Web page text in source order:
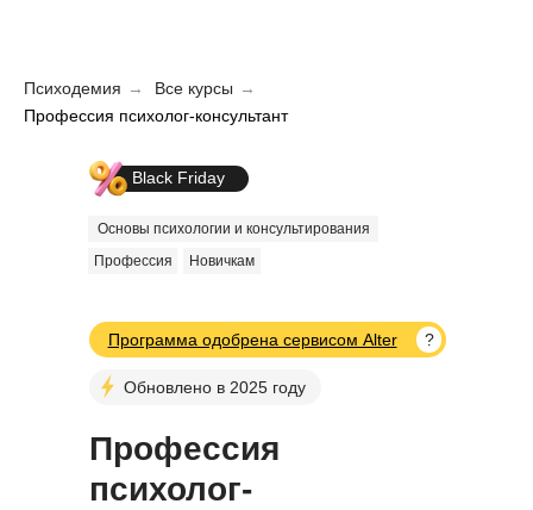
Психодемия → Все курсы →
Профессия психолог-консультант
Black Friday
Обновлено в 2025 году
Профессия
психолог-
Основы психологии и консультирования
Профессия
Новичкам
Программа одобрена сервисом Alter ?